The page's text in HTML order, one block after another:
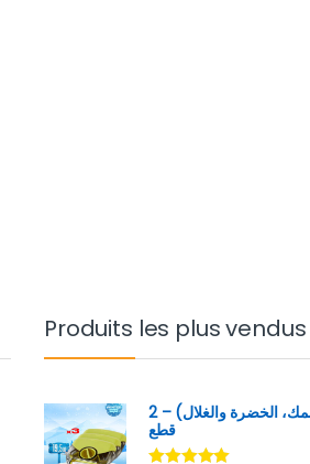
Produits les plus vendus
قشارة 4 في 1 (للسمك، الخضرة والغلال) – 2
قطع